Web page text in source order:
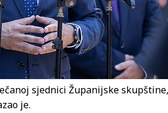
sjednici Županijske
je.